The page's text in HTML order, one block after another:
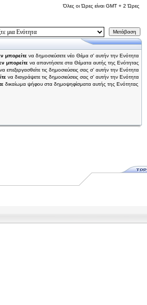
Όλες οι Ώρες είναι GMT + 2 Ώρες
Μετάβαση
μπορείτενα δημοσιεύσετε νέο Θέμα σ' αυτήν την Ενότητα
μπορείτενα απαντήσετε στα Θέματα αυτής της Ενότητας
επεξεργασθείτε τις δημοσιεύσεις σας σ' αυτήν την Ενότητα
να διαγράψετε τις δημοσιεύσεις σας σ' αυτήν την Ενότητα
δικαίωμα ψήφου στα δημοψηφίσματα αυτής της Ενότητας